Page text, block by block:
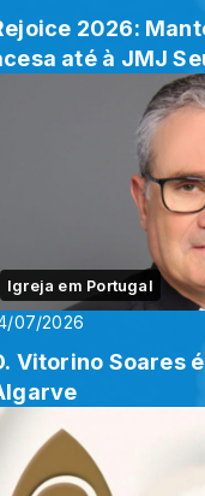
2026:
até à JMJ
Igreja em Portugal
07/2026
Vitorino Soares